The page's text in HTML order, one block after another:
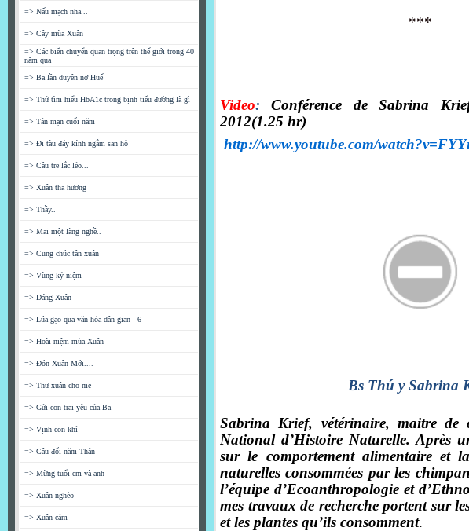
=> Nấu mạch nha...
=> Cây mùa Xuân
=> Các biến chuyển quan trọng trên thế giới trong 40
năm qua
=> Ba lần duyên nợ Huế
=> Thử tìm hiểu HbA1c trong bịnh tiểu đường là gì
=> Tản mạn cuối năm
=> Đi tàu đáy kính ngắm san hô
=> Cầu tre lắc lẻo...
=> Xuân tha hương
=> Thầy..
=> Mai một làng nghề..
=> Cung chúc tân xuân
=> Vùng kỷ niệm
=> Dáng Xuân
=> Lúa gạo qua văn hóa dân gian - 6
=> Hoài niệm mùa Xuân
=> Đón Xuân Mới....
=> Thư xuân cho mẹ
=> Gửi con trai yêu của Ba
=> Vịnh con khỉ
=> Câu đối năm Thân
=> Mừng tuổi em và anh
=> Xuân nghèo
=> Xuân cảm
***
Video:Conférence de Sabrina
2012(1.25 hr)
http://www.youtube.com/
Bs Thú y Sabrina
Sabrina Krief, vétérinaire, maitre de
National d’Histoire Naturelle. Après
sur le comportement alimentaire et
naturelles consommées par les
l’équipe d’Ecoanthropologie et
mes travaux de recherche portent sur
et les plantes qu’ils consomment.